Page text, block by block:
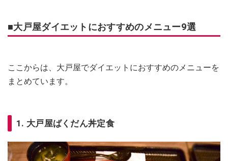
■大戸屋ダイエットにおすすめのメニュー9選
ここからは、大戸屋でダイエットにおすすめのメニューを
まとめています。
1. 大戸屋ばくだん丼定食